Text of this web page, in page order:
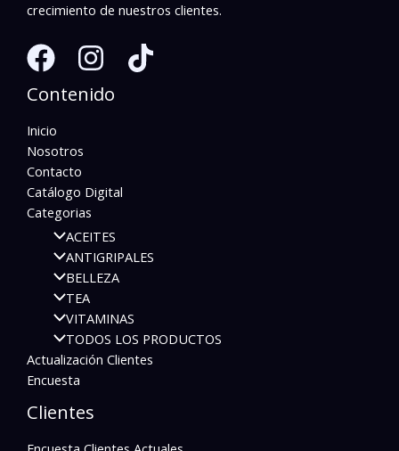
crecimiento de nuestros clientes.
Contenido
Inicio
Nosotros
Contacto
Catálogo Digital
Categorias
ACEITES
ANTIGRIPALES
BELLEZA
TEA
VITAMINAS
TODOS LOS PRODUCTOS
Actualización Clientes
Encuesta
Clientes